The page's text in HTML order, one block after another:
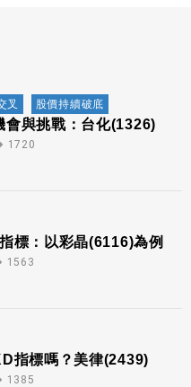
叉 股價持續破底
會與挑戰：台化(1326)
1720
標：以彩晶(6116)為例
1563
指標嗎？美律(2439)
1385